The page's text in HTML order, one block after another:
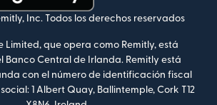
nueva)
Inc. Todos los derechos reservados
Limited, que opera como Remitly, está
Banco Central de Irlanda. Remitly está
con el número de identificación fiscal
1 Albert Quay, Ballintemple, Cork T12